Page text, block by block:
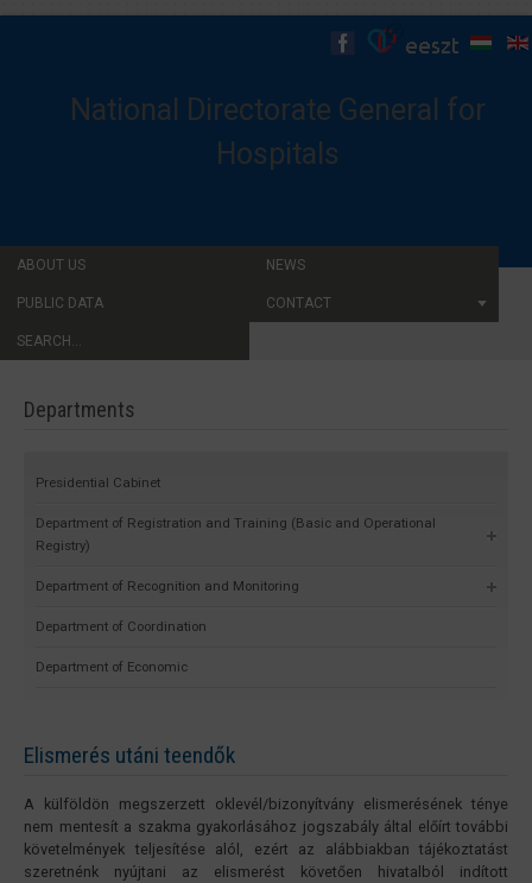
ABOUT US NEWS
PUBLIC DATA CONTACT
SEARCH...
National Directorate General for
Hospitals
Departments
Presidential Cabinet
Department of Registration and Training (Basic and Operational
Registry)
Department of Recognition and Monitoring
Department of Coordination
Department of Economic
Elismerés utáni teendők
A külföldön megszerzett oklevél/bizonyítvány elismerésének ténye
nem mentesít a szakma gyakorlásához jogszabály által előírt további
követelmények teljesítése alól, ezért az alábbiakban tájékoztatást
szeretnénk nyújtani az elismerést követően hivatalból indított